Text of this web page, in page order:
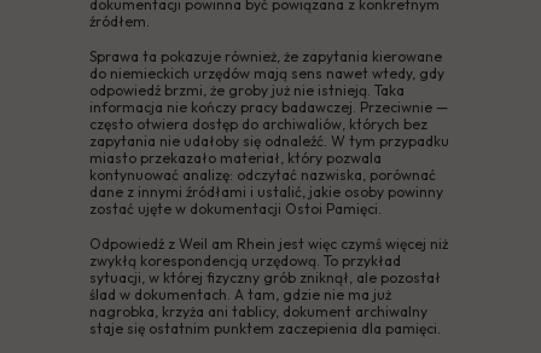
dokumentacji powinna być powiązana z konkretnym
źródłem.
Sprawa ta pokazuje również, że zapytania kierowane
do niemieckich urzędów mają sens nawet wtedy, gdy
odpowiedź brzmi, że groby już nie istnieją. Taka
informacja nie kończy pracy badawczej. Przeciwnie —
często otwiera dostęp do archiwaliów, których bez
zapytania nie udałoby się odnaleźć. W tym przypadku
miasto przekazało materiał, który pozwala
kontynuować analizę: odczytać nazwiska, porównać
dane z innymi źródłami i ustalić, jakie osoby powinny
zostać ujęte w dokumentacji Ostoi Pamięci.
Odpowiedź z Weil am Rhein jest więc czymś więcej niż
zwykłą korespondencją urzędową. To przykład
sytuacji, w której fizyczny grób zniknął, ale pozostał
ślad w dokumentach. A tam, gdzie nie ma już
nagrobka, krzyża ani tablicy, dokument archiwalny
staje się ostatnim punktem zaczepienia dla pamięci.